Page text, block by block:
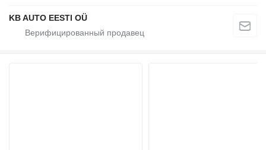
KB AUTO EESTI OÜ